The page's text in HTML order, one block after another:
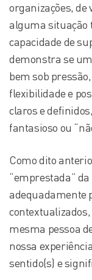
organizações, de
alguma situação
capacidade de
demonstra se
bem sob
flexibilidade e
claros e
fantasioso ou
Como dito
“emprestada”
adequadamente
mesma pessoa
nossa
sentido(s) e